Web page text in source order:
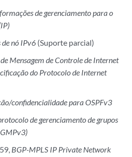
de gerenciamento para o
de nó IPv6 (Suporte parcial)
Mensagem de Controle de Internet
do Protocolo de Internet
confidencialidade para OSPFv3
de gerenciamento de grupos
BGP-MPLS IP Private Network